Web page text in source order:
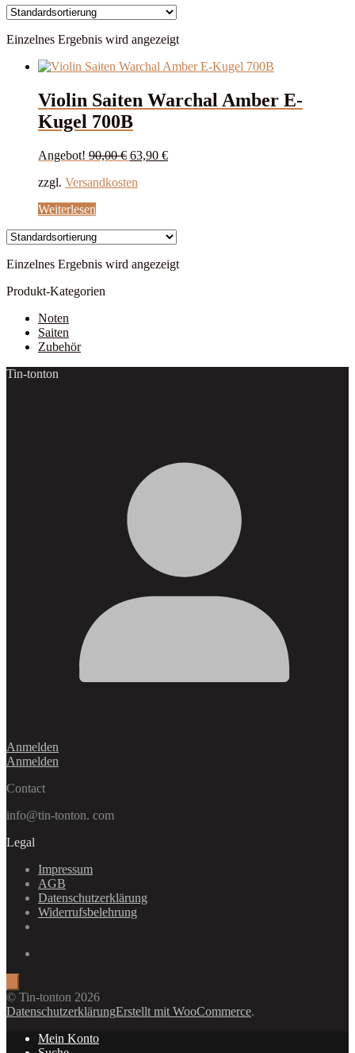
Einzelnes Ergebnis wird angezeigt
Violin Saiten Warchal Amber E-
Kugel 700B
Angebot! 90,00€ Ursprünglicher
war:
63,90 €Aktueller
zzgl. Versandkosten
Weiterlesen
Einzelnes Ergebnis wird angezeigt
Produkt-Kategorien
Noten
Saiten
Zubehör
Tin-tonton
Anmelden
Anmelden
Contact
info@tin-tonton. com
Legal
Impressum
AGB
Datenschutzerklärung
Widerrufsbelehrung
© Tin-tonton 2026
DatenschutzerklärungErstellt mit WooCommerce.
Mein Konto